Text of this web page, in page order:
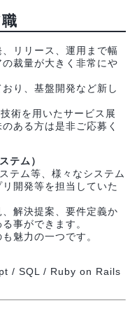
リリース、運用まで幅
裁量が大きく非常にや
り、基盤開発など新し
術を用いたサービス展
ある方は是非ご応募く
テム）
テム等、様々なシステム
開発等を担当していた
解決提案、要件定義か
事ができます。
魅力の一つです。
/ SQL / Ruby on Rails